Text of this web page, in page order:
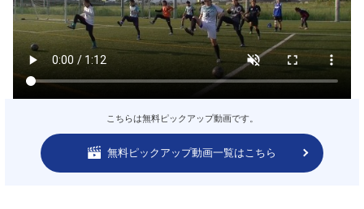
こちらは無料ピックアップ動画です。
無料ピックアップ動画一覧はこちら